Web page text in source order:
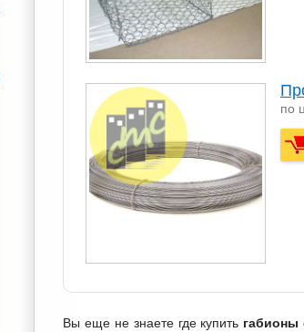
по
Вы еще не знаете где купить